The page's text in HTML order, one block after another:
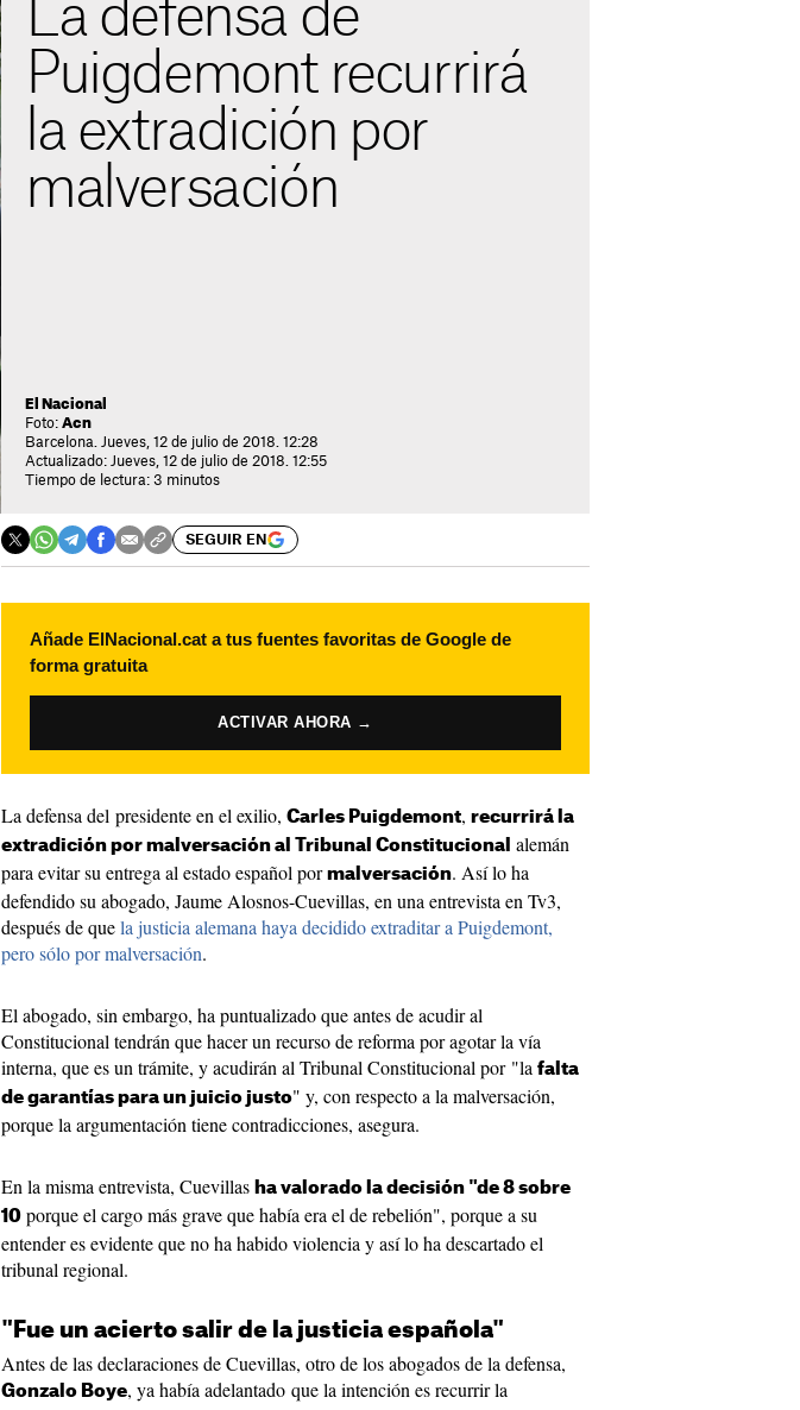
La defensa de
Puigdemont recurrirá
la extradición por
malversación
El Nacional
Foto: Acn
Barcelona. Jueves, 12 de julio de 2018. 12:28
Actualizado: Jueves, 12 de julio de 2018. 12:55
Tiempo de lectura: 3 minutos
SEGUIR EN
Añade ElNacional.cat a tus fuentes favoritas de Google de
forma gratuita
ACTIVAR AHORA →
La defensa del presidente en el exilio, Carles Puigdemont, recurrirá la
extradición por malversación al Tribunal Constitucional alemán
para evitar su entrega al estado español por malversación. Así lo ha
defendido su abogado, Jaume Alosnos-Cuevillas, en una entrevista en Tv3,
después de quela justicia alemana haya decidido extraditar a Puigdemont,
pero sólo por malversación.
El abogado, sin embargo, ha puntualizado que antes de acudir al
Constitucional tendrán que hacer un recurso de reforma por agotar la vía
interna, que es un trámite, y acudirán al Tribunal Constitucional por "la falta
de garantías para un juicio justo" y, con respecto a la malversación,
porque la argumentación tiene contradicciones, asegura.
En la misma entrevista, Cuevillas ha valorado la decisión "de 8 sobre
10 porque el cargo más grave que había era el de rebelión", porque a su
entender es evidente que no ha habido violencia y así lo ha descartado el
tribunal regional.
"Fue un acierto salir de la justicia española"
Antes de las declaraciones de Cuevillas, otro de los abogados de la defensa,
Gonzalo Boye, ya había adelantado que la intención es recurrir la